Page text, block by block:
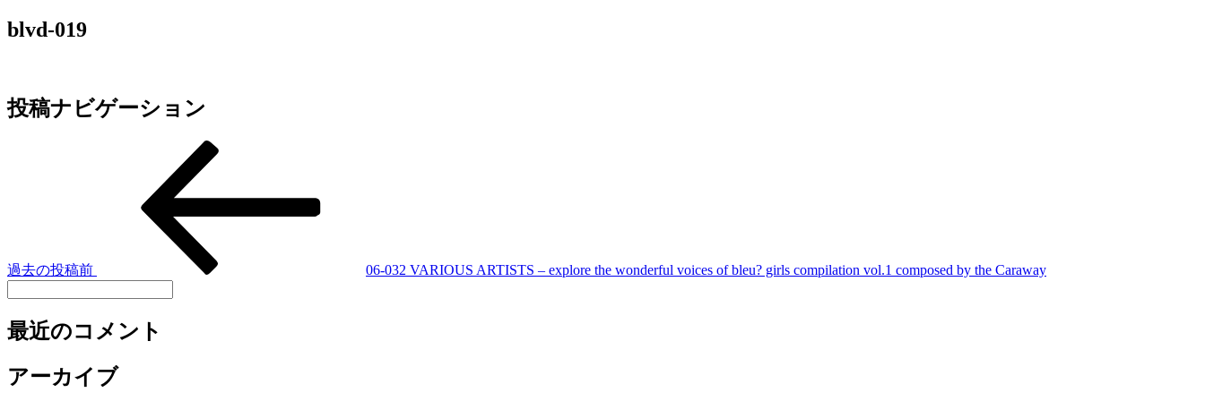
blvd-019
投稿ナビゲーション
過去の投稿前 06-032 VARIOUS ARTISTS – explore the wonderful voices of bleu? girls compilation vol.1 composed by the Caraway
最近のコメント
アーカイブ